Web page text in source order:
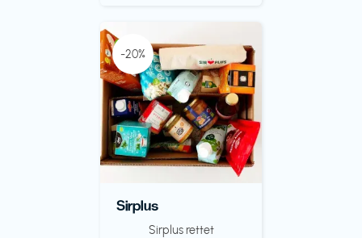
-20%
Sirplus
Sirplus rettet